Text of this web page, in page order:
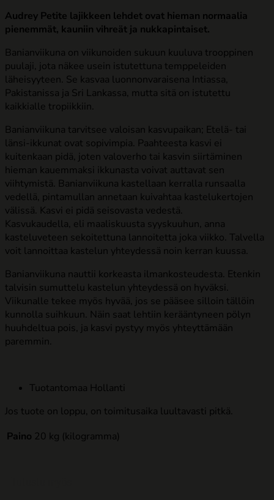
Audrey Petite lajikkeen lehdet ovat hieman normaalia
pienemmät, kauniin vihreät ja nukkapintaiset.
Banianviikuna on viikunoiden sukuun kuuluva trooppinen
puulaji, jota näkee usein istutettuna temppeleiden
läheisyyteen. Se kasvaa luonnonvaraisena Intiassa,
Pakistanissa ja Sri Lankassa, mutta sitä on istutettu
kaikkialle tropiikkiin.
Banianviikuna tarvitsee valoisan kasvupaikan; Etelä- tai
länsi-ikkunat ovat sopivimpia. Paahteesta kasvi ei
kuitenkaan pidä, joten valoverho tai kasvin siirtäminen
hieman kauemmaksi ikkunasta voivat auttavat sen
viihtymistä. Banianviikuna kastellaan kerralla runsaalla
vedellä, pintamullan annetaan kuivahtaa kastelukertojen
välissä. Kasvi ei pidä seisovasta vedestä.
Kasvukaudella, eli maaliskuusta syyskuuhun, anna
kasteluveteen sekoitettuna lannoitetta joka viikko. Talvella
voit lannoittaa kastelun yhteydessä noin kerran kuussa.
Banianviikuna nauttii korkeasta ilmankosteudesta. Etenkin
talvisin sumuttelu kastelun yhteydessä on hyväksi.
Viikunalle tekee myös hyvää, jos se pääsee silloin tällöin
kunnolla suihkuun. Näin saat lehtiin kerääntyneen pölyn
huuhdeltua pois, ja kasvi pystyy myös yhteyttämään
paremmin.
Tuotantomaa Hollanti
Jos tuote on loppu, on toimitusaika luultavasti pitkä.
Paino 20 kg (kilogramma)